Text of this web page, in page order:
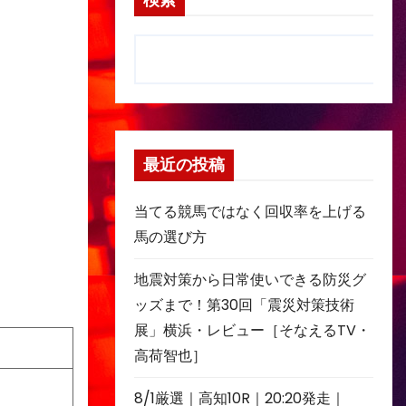
最近の投稿
当てる競馬ではなく回収率を上げる
馬の選び方
地震対策から日常使いできる防災グ
ッズまで！第30回「震災対策技術
展」横浜・レビュー［そなえるTV・
高荷智也］
8/1厳選｜高知10R｜20:20発走｜